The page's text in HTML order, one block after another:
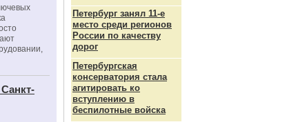
Петербург занял 11-е
место среди регионов
России по качеству
дорог
Петербургская
консерватория стала
агитировать ко
вступлению в
беспилотные войска